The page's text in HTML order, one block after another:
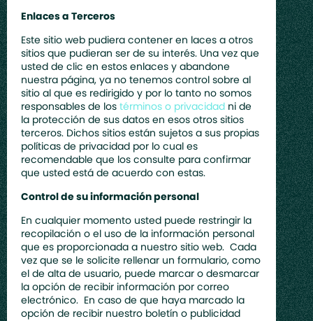
Enlaces a Terceros
Este sitio web pudiera contener en laces a otros
sitios que pudieran ser de su interés. Una vez que
usted de clic en estos enlaces y abandone
nuestra página, ya no tenemos control sobre al
sitio al que es redirigido y por lo tanto no somos
responsables de los términos o privacidad ni de
la protección de sus datos en esos otros sitios
terceros. Dichos sitios están sujetos a sus propias
políticas de privacidad por lo cual es
recomendable que los consulte para confirmar
que usted está de acuerdo con estas.
Control de su información personal
En cualquier momento usted puede restringir la
recopilación o el uso de la información personal
que es proporcionada a nuestro sitio web. Cada
vez que se le solicite rellenar un formulario, como
el de alta de usuario, puede marcar o desmarcar
la opción de recibir información por correo
electrónico. En caso de que haya marcado la
opción de recibir nuestro boletín o publicidad